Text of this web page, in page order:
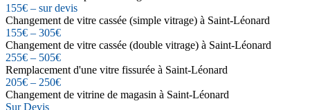
155€ – sur devis
Changement de vitre cassée (simple vitrage) à Saint-Léonard
155€ – 305€
Changement de vitre cassée (double vitrage) à Saint-Léonard
255€ – 505€
Remplacement d'une vitre fissurée à Saint-Léonard
205€ – 250€
Changement de vitrine de magasin à Saint-Léonard
Sur Devis